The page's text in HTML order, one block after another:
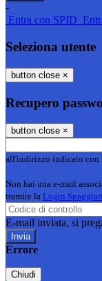
-
Entra con SPID
Seleziona utente
button close ×
Recupero
button close ×
all'indirizzo indicato con
Non hai una e-mail
tramite la Login Spaggiari
E-mail inviata, si
Errore
Chiudi